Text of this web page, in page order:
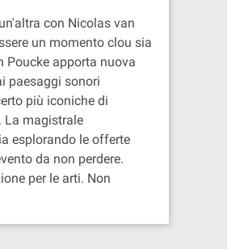
con Nicolas van
un momento clou sia
Poucke apporta nuova
paesaggi sonori
più iconiche di
La magistrale
esplorando le offerte
da non perdere.
per le arti. Non